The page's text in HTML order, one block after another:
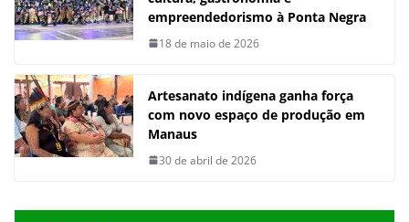
empreendedorismo à Ponta Negra
18 de maio de 2026
Artesanato indígena ganha força
com novo espaço de produção em
Manaus
30 de abril de 2026